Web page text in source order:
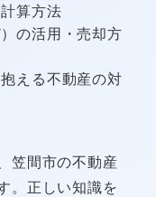
算方法
の活用・売却方
える不動産の対
笠間市の不動産
。正しい知識を